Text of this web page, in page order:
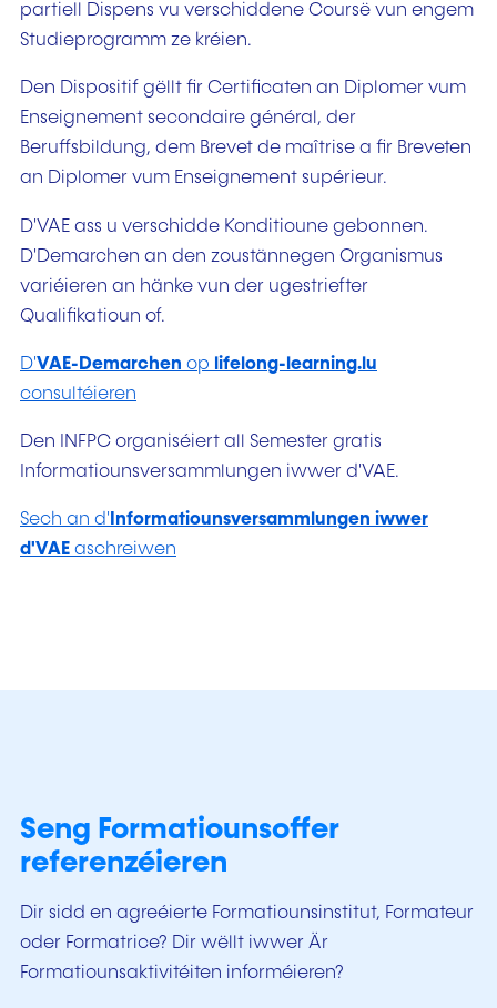
partiell Dispens vu verschiddene Coursë vun engem
Studieprogramm ze kréien.
Den Dispositif gëllt fir Certificaten an Diplomer vum
Enseignement secondaire général, der
Beruffsbildung, dem Brevet de maîtrise a fir Breveten
an Diplomer vum Enseignement supérieur.
D'VAE ass u verschidde Konditioune gebonnen.
D'Demarchen an den zoustännegen Organismus
variéieren an hänke vun der ugestriefter
Qualifikatioun of.
D'VAE-Demarchen op lifelong-learning.lu
consultéieren
Den INFPC organiséiert all Semester gratis
Informatiounsversammlungen iwwer d'VAE.
Sech an d' Informatiounsversammlungen iwwer
d'VAE aschreiwen
Seng Formatiounsoffer
referenzéieren
Dir sidd en agreéierte Formatiounsinstitut, Formateur
oder Formatrice? Dir wëllt iwwer Är
Formatiounsaktivitéiten informéieren?